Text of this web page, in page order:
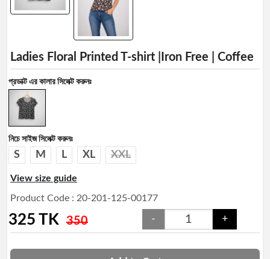
Ladies Floral Printed T-shirt |Iron Free | Coffee
প্রডাক্ট এর কালার সিলেক্ট করুনঃ
নিচে সাইজ সিলেক্ট করুনঃ
S M L XL XXL
View size guide
Product Code : 20-201-125-00177
325 TK 350 - +